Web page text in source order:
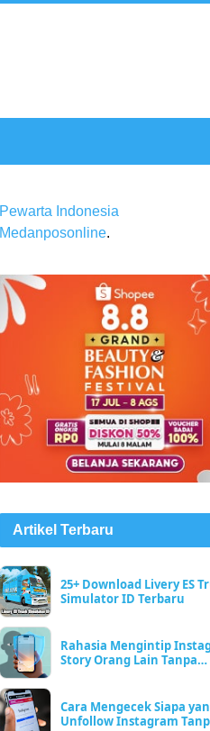
Pewarta Indonesia
Medanposonline.
Artikel Terbaru
25+ Download Livery ES
Simulator ID Terbaru
Rahasia Mengintip
Story Orang Lain Tanpa
Cara Mengecek Siapa
Unfollow Instagram